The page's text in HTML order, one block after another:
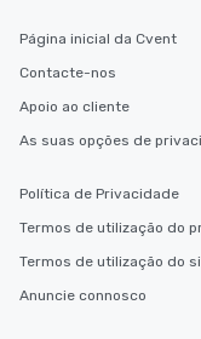
Página inicial da Cvent
Contacte-nos
Apoio ao cliente
As suas opções de
Política de Privacidade
Termos de utilização do
Termos de utilização do
Anuncie connosco